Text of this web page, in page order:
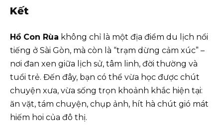
Kết
Hồ Con Rùa không chỉ là một địa điểm du lịch nổi
tiếng ở Sài Gòn, mà còn là “trạm dừng cảm xúc” –
nơi đan xen giữa lịch sử, tâm linh, đời thường và
tuổi trẻ. Đến đây, bạn có thể vừa học được chút
chuyện xưa, vừa sống trọn khoảnh khắc hiện tại:
ăn vặt, tám chuyện, chụp ảnh, hít hà chút gió mát
hiếm hoi của đô thị.